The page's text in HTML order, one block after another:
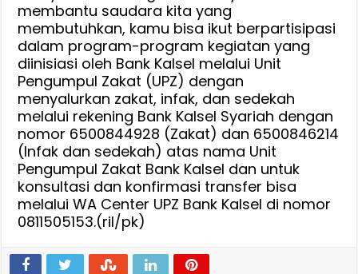
membantu saudara kita yang
membutuhkan, kamu bisa ikut berpartisipasi
dalam program-program kegiatan yang
diinisiasi oleh Bank Kalsel melalui Unit
Pengumpul Zakat (UPZ) dengan
menyalurkan zakat, infak, dan sedekah
melalui rekening Bank Kalsel Syariah dengan
nomor 6500844928 (Zakat) dan 6500846214
(Infak dan sedekah) atas nama Unit
Pengumpul Zakat Bank Kalsel dan untuk
konsultasi dan konfirmasi transfer bisa
melalui WA Center UPZ Bank Kalsel di nomor
0811505153.(ril/pk)